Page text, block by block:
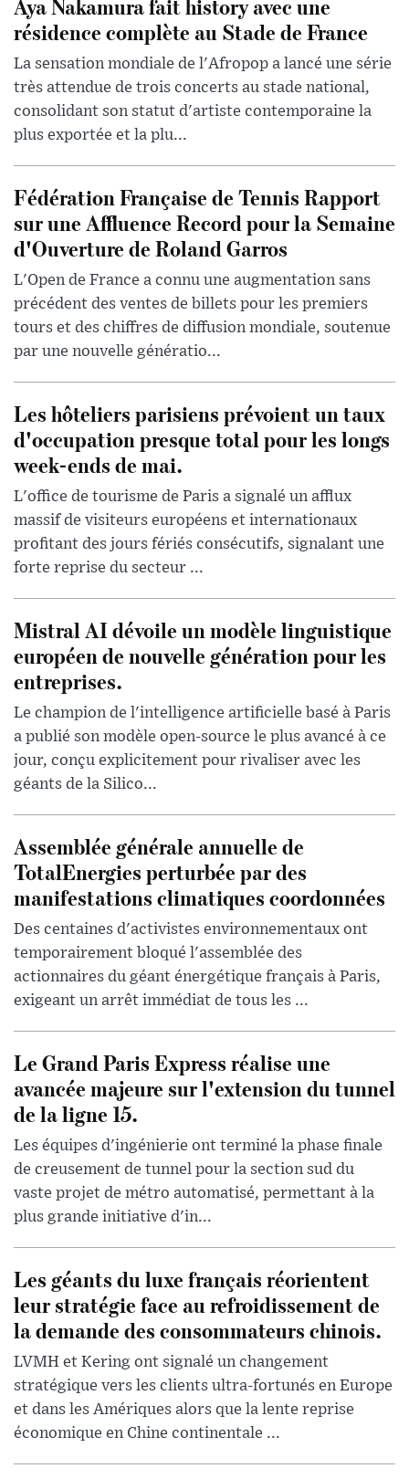
résidence complète au Stade de France
La sensation mondiale de l'Afropop a lancé une série
très attendue de trois concerts au stade national,
consolidant son statut d'artiste contemporaine la
plus exportée et la plu...
Fédération Française de Tennis Rapport
sur une Affluence Record pour la Semaine
d'Ouverture de Roland Garros
L'Open de France a connu une augmentation sans
précédent des ventes de billets pour les premiers
tours et des chiffres de diffusion mondiale, soutenue
par une nouvelle génératio...
Les hôteliers parisiens prévoient un taux
d'occupation presque total pour les longs
week-ends de mai.
L'office de tourisme de Paris a signalé un afflux
massif de visiteurs européens et internationaux
profitant des jours fériés consécutifs, signalant une
forte reprise du secteur ...
Mistral AI dévoile un modèle linguistique
européen de nouvelle génération pour les
entreprises.
Le champion de l'intelligence artificielle basé à Paris
a publié son modèle open-source le plus avancé à ce
jour, conçu explicitement pour rivaliser avec les
géants de la Silico...
Assemblée générale annuelle de
TotalEnergies perturbée par des
manifestations climatiques coordonnées
Des centaines d'activistes environnementaux ont
temporairement bloqué l'assemblée des
actionnaires du géant énergétique français à Paris,
exigeant un arrêt immédiat de tous les ...
Le Grand Paris Express réalise une
avancée majeure sur l'extension du tunnel
de la ligne 15.
Les équipes d'ingénierie ont terminé la phase finale
de creusement de tunnel pour la section sud du
vaste projet de métro automatisé, permettant à la
plus grande initiative d'in...
Les géants du luxe français réorientent
leur stratégie face au refroidissement de
la demande des consommateurs chinois.
LVMH et Kering ont signalé un changement
stratégique vers les clients ultra-fortunés en Europe
et dans les Amériques alors que la lente reprise
économique en Chine continentale ...